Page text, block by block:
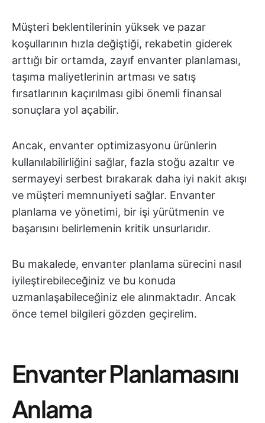
Müşteri beklentilerinin yüksek ve pazar
koşullarının hızla değiştiği, rekabetin giderek
arttığı bir ortamda, zayıf envanter planlaması,
taşıma maliyetlerinin artması ve satış
fırsatlarının kaçırılması gibi önemli finansal
sonuçlara yol açabilir.
Ancak, envanter optimizasyonu ürünlerin
kullanılabilirliğini sağlar, fazla stoğu azaltır ve
sermayeyi serbest bırakarak daha iyi nakit akışı
ve müşteri memnuniyeti sağlar. Envanter
planlama ve yönetimi, bir işi yürütmenin ve
başarısını belirlemenin kritik unsurlarıdır.
Bu makalede, envanter planlama sürecini nasıl
iyileştirebileceğiniz ve bu konuda
uzmanlaşabileceğiniz ele alınmaktadır. Ancak
önce temel bilgileri gözden geçirelim.
Envanter Planlamasını
Anlama